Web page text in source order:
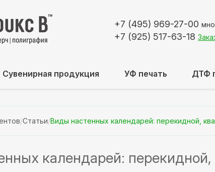
+7 (495) 969-27-00
+7 (925) 517-63-18
Сувенирная продукция УФ печать ДТФ
/Статьи/Виды настенных календарей: перекидной,
календарей: